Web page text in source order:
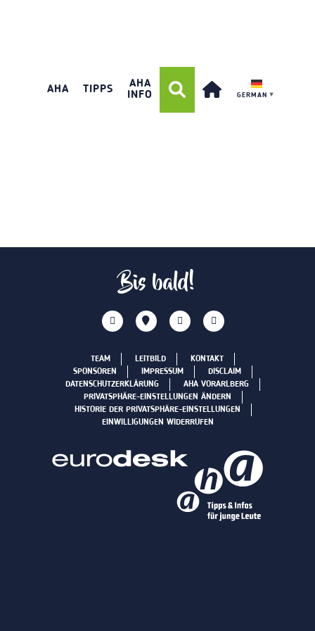
AHA TIPPS
AHA
INFO
GERMAN ▼
Bis bald!
TEAM LEITBILD
KONTAKT
SPONSOREN
IMPRESSUM
DISCLAIM
DATENSCHUTZERKLÄRUNG
AHA VORARLBERG
PRIVATSPHÄRE-EINSTELLUNGEN ÄNDERN
HISTORIE DER PRIVATSPHÄRE-EINSTELLUNGEN
EINWILLIGUNGEN WIDERRUFEN